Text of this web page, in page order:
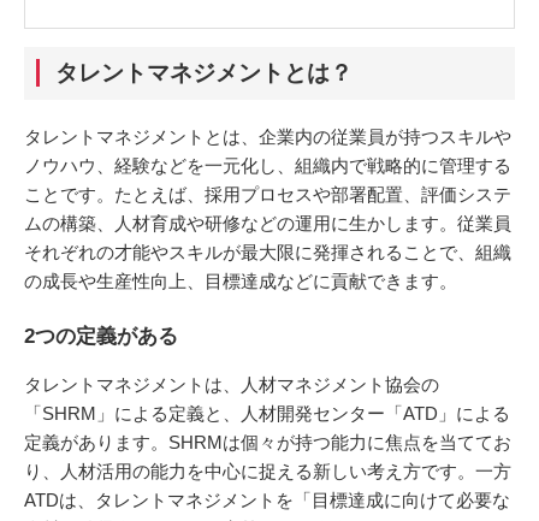
タレントマネジメントとは？
タレントマネジメントとは、企業内の従業員が持つスキルや
ノウハウ、経験などを一元化し、組織内で戦略的に管理する
ことです。たとえば、採用プロセスや部署配置、評価システ
ムの構築、人材育成や研修などの運用に生かします。従業員
それぞれの才能やスキルが最大限に発揮されることで、組織
の成長や生産性向上、目標達成などに貢献できます。
2つの定義がある
タレントマネジメントは、人材マネジメント協会の
「SHRM」による定義と、人材開発センター「ATD」による
定義があります。SHRMは個々が持つ能力に焦点を当ててお
り、人材活用の能力を中心に捉える新しい考え方です。一方
ATDは、タレントマネジメントを「目標達成に向けて必要な